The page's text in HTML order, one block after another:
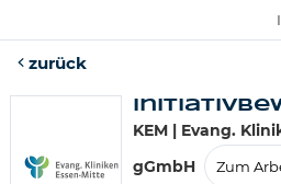
zurück
KEM | Evang.
gGmbH
Zum